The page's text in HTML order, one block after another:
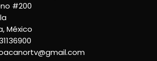
#200
México